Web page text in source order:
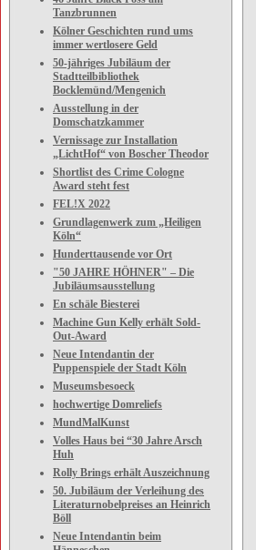
Tanzbrunnen
Kölner Geschichten rund ums
immer wertlosere Geld
50-jähriges Jubiläum der
Stadtteilbibliothek
Bocklemünd/Mengenich
Ausstellung in der
Domschatzkammer
Vernissage zur Installation
„LichtHof“ von Boscher Theodor
Shortlist des Crime Cologne
Award steht fest
FEL!X 2022
Grundlagenwerk zum „Heiligen
Köln“
Hunderttausende vor Ort
"50 JAHRE HÖHNER" – Die
Jubiläumsausstellung
En schäle Biesterei
Machine Gun Kelly erhält Sold-
Out-Award
Neue Intendantin der
Puppenspiele der Stadt Köln
Museumsbesoeck
hochwertige Domreliefs
MundMalKunst
Volles Haus bei “30 Jahre Arsch
Huh
Rolly Brings erhält Auszeichnung
50. Jubiläum der Verleihung des
Literaturnobelpreises an Heinrich
Böll
Neue Intendantin beim